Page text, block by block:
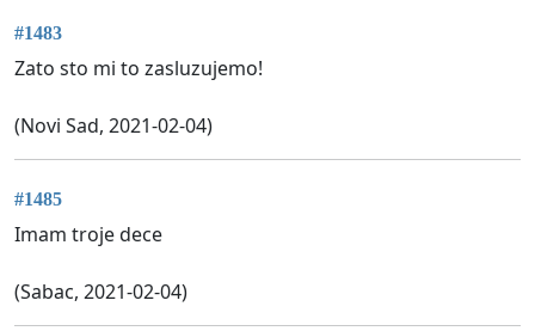
#1483
Zato sto mi to zasluzujemo!
(Novi Sad, 2021-02-04)
#1485
Imam troje dece
(Sabac, 2021-02-04)